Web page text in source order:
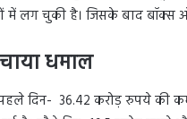
में लग चुकी है। जिसके बाद
धमाल
पहले दिन- 36.42 करोड़ रुपये